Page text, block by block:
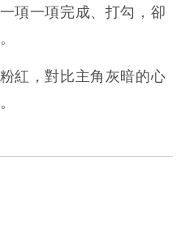
項一項完成、打勾，卻
紅，對比主角灰暗的心